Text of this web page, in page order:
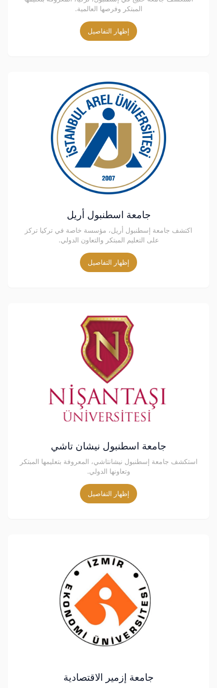
المبتكر وفرصها العالمية.
إظهار التفاصيل
جامعة اسطنبول أريل
اكتشف جامعة إسطنبول أريل، مؤسسة خاصة في تركيا تركز
على التعليم المبتكر والتعاون الدولي.
إظهار التفاصيل
جامعة اسطنبول نيشان تاشي
استكشف جامعة إسطنبول نيشانتاشي، المعروفة بتعليمها المبتكر
وتعاونها الدولي.
إظهار التفاصيل
جامعة إزمير الاقتصادية